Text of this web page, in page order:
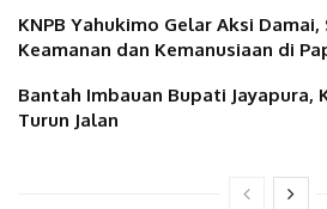
KNPB Yahukimo Gelar Aksi
Keamanan dan Kemanusiaan di
Bantah Imbauan Bupati Jayapura,
Turun Jalan